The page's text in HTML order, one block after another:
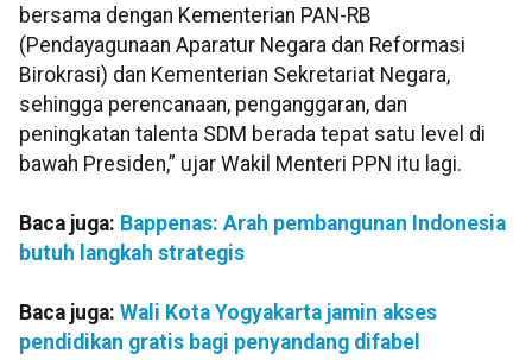
bersama dengan Kementerian PAN-RB
(Pendayagunaan Aparatur Negara dan Reformasi
Birokrasi) dan Kementerian Sekretariat Negara,
sehingga perencanaan, penganggaran, dan
peningkatan talenta SDM berada tepat satu level di
bawah Presiden,” ujar Wakil Menteri PPN itu lagi.
Baca juga: Bappenas: Arah pembangunan Indonesia
butuh langkah strategis
Baca juga: Wali Kota Yogyakarta jamin akses
pendidikan gratis bagi penyandang difabel